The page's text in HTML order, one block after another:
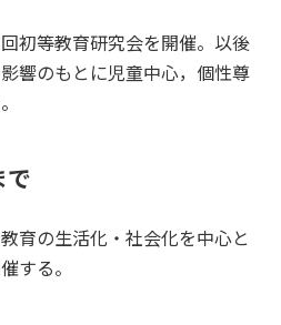
初等教育研究会を開催。以後
響のもとに児童中心，個性尊
で
育の生活化・社会化を中心と
する。